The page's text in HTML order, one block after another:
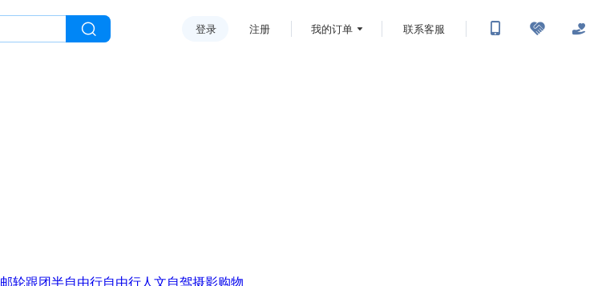
登录 注册 我的订单 联系客服
邮轮跟团半自由行自由行人文自驾摄影购物